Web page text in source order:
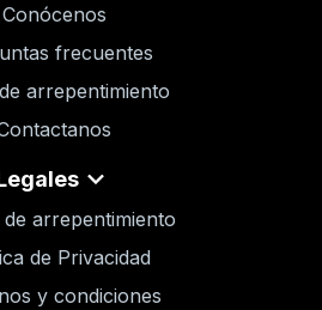
Conócenos
frecuentes
arrepentimiento
arrepentimiento
de Privacidad
y condiciones